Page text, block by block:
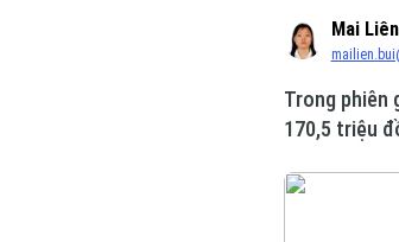
An ninh
Công nghệ
Mai Liên
Trong phiên
170,5 triệu